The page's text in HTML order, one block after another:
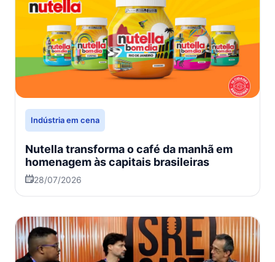
Indústria em cena
Nutella transforma o café da manhã em
homenagem às capitais brasileiras
28/07/2026